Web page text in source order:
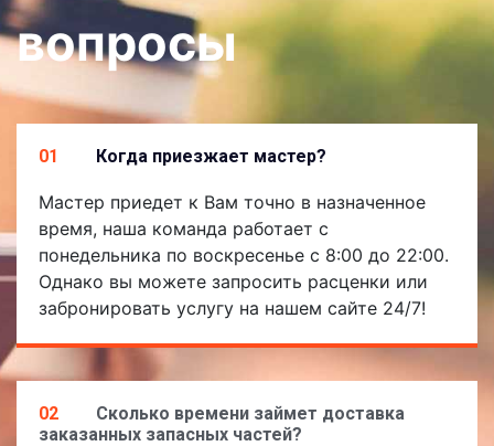
вопросы
01 Когда приезжает мастер?
Мастер приедет к Вам точно в назначенное
время, наша команда работает с
понедельника по воскресенье с 8:00 до 22:00.
Однако вы можете запросить расценки или
забронировать услугу на нашем сайте 24/7!
02
Сколько времени займет доставка
заказанных запасных частей?